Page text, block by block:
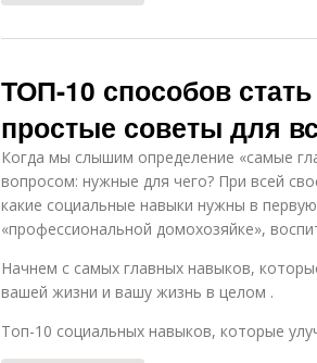
ТОП-10 способов
простые советы для
Когда мы слышим определение «самые
вопросом: нужные для чего? При всей
какие социальные навыки нужны в
«профессиональной домохозяйке»,
Начнем с самых главных навыков,
вашей жизни и вашу жизнь в целом .
Топ-10 социальных навыков, которые